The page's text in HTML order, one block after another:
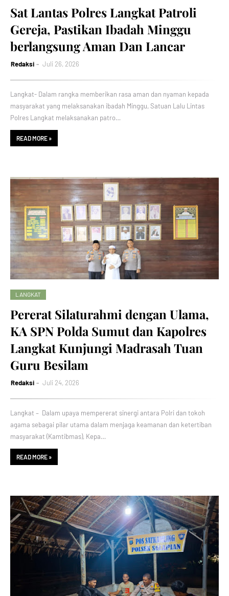
Sat Lantas Polres Langkat Patroli
Gereja, Pastikan Ibadah Minggu
berlangsung Aman Dan Lancar
Redaksi Juli 26, 2026
Langkat- Dalam rangka memberikan rasa aman dan nyaman kepada
masyarakat yang melaksanakan ibadah Minggu, Satuan Lalu Lintas
Polres Langkat melaksanakan patro…
READ MORE »
LANGKAT
Pererat Silaturahmi dengan Ulama,
KA SPN Polda Sumut dan Kapolres
Langkat Kunjungi Madrasah Tuan
Guru Besilam
Redaksi Juli 24, 2026
Langkat – Dalam upaya mempererat sinergi antara Polri dan tokoh
agama sebagai pilar utama dalam menjaga keamanan dan ketertiban
masyarakat (Kamtibmas), Kepa…
READ MORE »